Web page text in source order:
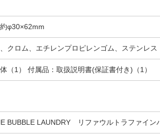
φ30×62mm
クロム、エチレンプロピレンゴム、ステンレス
（1） 付属品：取扱説明書(保証書付き)（1）
BUBBLE LAUNDRY リファウルトラファイ